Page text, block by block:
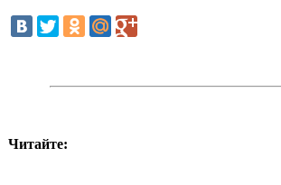
Читайте: